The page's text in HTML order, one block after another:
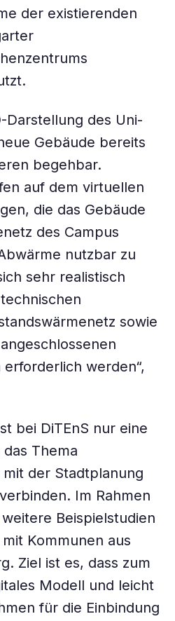
der existierenden
des Uni-
Gebäude bereits
begehbar.
auf dem virtuellen
die das Gebäude
des Campus
nutzbar zu
sehr realistisch
sowie
werden“,
bei DiTEnS nur eine
Thema
der Stadtplanung
Im Rahmen
Beispielstudien
Kommunen aus
Ziel ist es, dass zum
Modell und leicht
für die Einbindung